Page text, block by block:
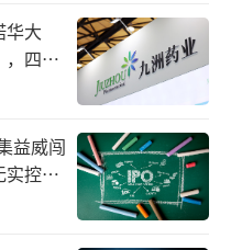
，则是平台的另一
早且规模较大的当
耕株洲和周边市域
圈的便利店业态，
张”。
大
四大
益威闯
实控人